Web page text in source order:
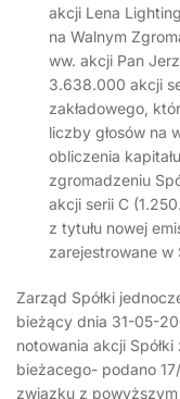
akcji Lena
na Walnym
ww. akcji Pan
3.638.000 akcji
zakładowego,
liczby głosów na
obliczenia
zgromadzeniu
akcji serii C
z tytułu nowej
zarejestrowane w
Zarząd Spółki
bieżący dnia 31-05-
notowania akcji
bieżacego- podano
związku z